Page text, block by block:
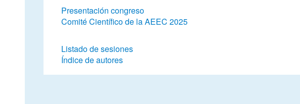
Presentación congreso
Comité Científico de la AEEC 2025
Listado de sesiones
Índice de autores